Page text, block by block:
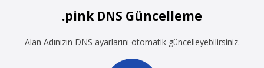
.pink DNS Güncelleme
Alan Adınızın DNS ayarlarını otomatik güncelleyebilirsiniz.